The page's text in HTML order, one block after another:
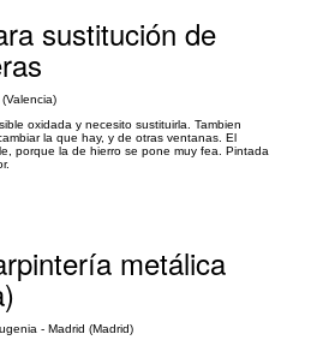
sustitución de
oxidada y necesito sustituirla. Tambien
la que hay, y de otras ventanas. El
porque la de hierro se pone muy fea. Pintada
metálica
- Madrid (Madrid)